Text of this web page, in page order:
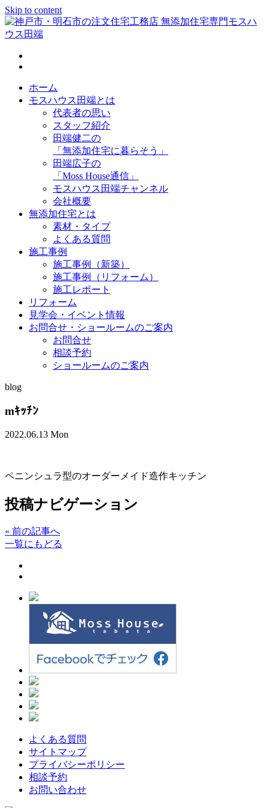
Skip to content
神戸市・明石市の注文住宅工務店 無添加住宅専門モスハウス
田端
ホーム
モスハウス田端とは
代表者の思い
スタッフ紹介
田端健二の
「無添加住宅に暮らそう」
田端広子の
「Moss House通信」
モスハウス田端チャンネル
会社概要
無添加住宅とは
素材・タイプ
よくある質問
施工事例
施工事例（新築）
施工事例（リフォーム）
施工レポート
リフォーム
見学会・イベント情報
お問合せ・ショールームのご案内
お問合せ
相談予約
ショールームのご案内
blog
mｷｯﾁﾝ
2022.06.13 Mon
ペニンシュラ型のオーダーメイド造作キッチン
投稿ナビゲーション
« 前の記事へ
一覧にもどる
よくある質問
サイトマップ
プライバシーポリシー
相談予約
お問い合わせ